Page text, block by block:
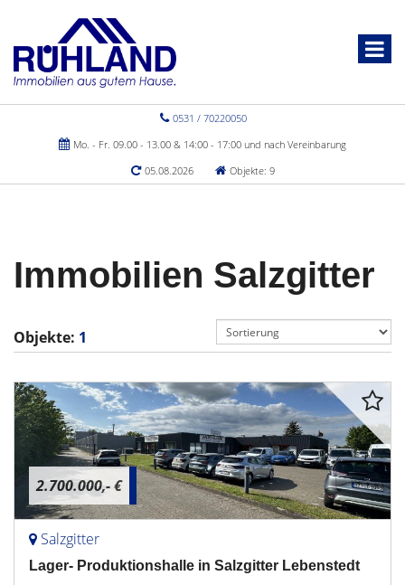
0531 / 70220050
Mo. - Fr. 09.00 - 13.00 & 14:00 - 17:00 und nach Vereinbarung
05.08.2026
Objekte: 9
Immobilien Salzgitter
Objekte: 1
2.700.000,- €
Salzgitter
Lager- Produktionshalle in Salzgitter Lebenstedt